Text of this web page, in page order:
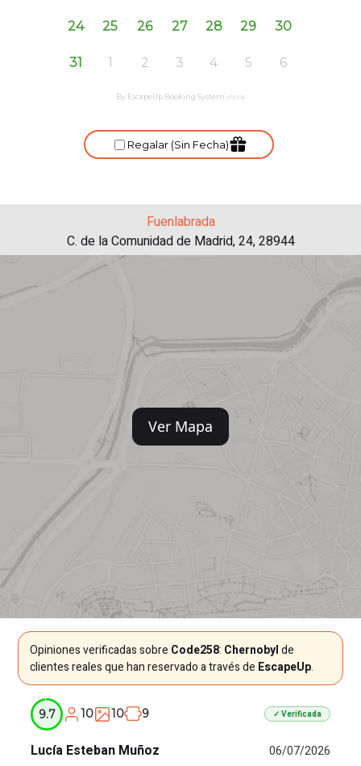
Fuenlabrada
C. de la Comunidad de Madrid, 24, 28944
Ver Mapa
Opiniones verificadas sobre Code258: Chernobylde
clientes reales que han reservado a través de EscapeUp.
9.7 10 10 9 ✓ Verificada
Lucía Esteban Muñoz 06/07/2026